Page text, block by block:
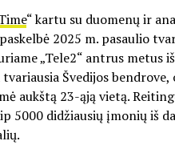
“ kartu su duomenų ir
2025 m. pasaulio
„Tele2“ antrus metus
Švedijos bendrove,
aukštą 23-ąją vietą.
5000 didžiausių įmonių iš